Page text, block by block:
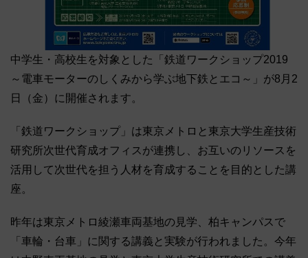
中学生・高校生を対象とした「鉄道ワークショップ2019
～電車モーターのしくみから学ぶ地下鉄とエコ～」が8月2
日（金）に開催されます。
「鉄道ワークショップ」は東京メトロと東京大学生産技術
研究所次世代育成オフィスが連携し、お互いのリソースを
活用して次世代を担う人材を育成することを目的とした講
座。
昨年は東京メトロ綾瀬車両基地の見学、柏キャンパスで
「車輪・台車」に関する講義と実験が行われました。今年